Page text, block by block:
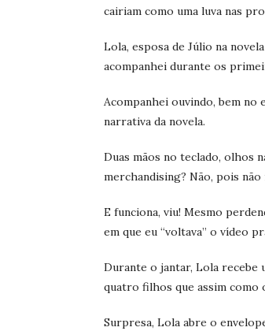
cairiam como uma luva nas
Lola, esposa de Júlio na
acompanhei durante os
Acompanhei ouvindo, bem no
narrativa da novela.
Duas mãos no teclado, olhos
merchandising? Não, pois
E funciona, viu! Mesmo
em que eu “voltava” o vídeo
Durante o jantar, Lola recebe
quatro filhos que assim como
Surpresa, Lola abre o